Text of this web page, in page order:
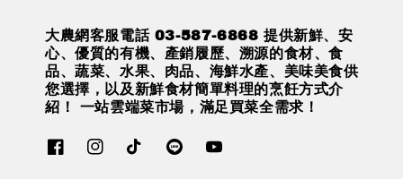
大農網客服電話 03-587-6868 提供新鮮、安
心、優質的有機、產銷履歷、溯源的食材、食
品、蔬菜、水果、肉品、海鮮水產、美味美食供
您選擇，以及新鮮食材簡單料理的烹飪方式介
紹！ 一站雲端菜市場，滿足買菜全需求！